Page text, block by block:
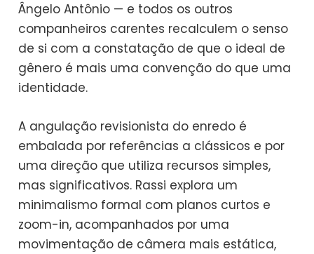
Ângelo Antônio — e todos os outros
companheiros carentes recalculem o senso
de si com a constatação de que o ideal de
gênero é mais uma convenção do que uma
identidade.
A angulação revisionista do enredo é
embalada por referências a clássicos e por
uma direção que utiliza recursos simples,
mas significativos. Rassi explora um
minimalismo formal com planos curtos e
zoom-in, acompanhados por uma
movimentação de câmera mais estática,